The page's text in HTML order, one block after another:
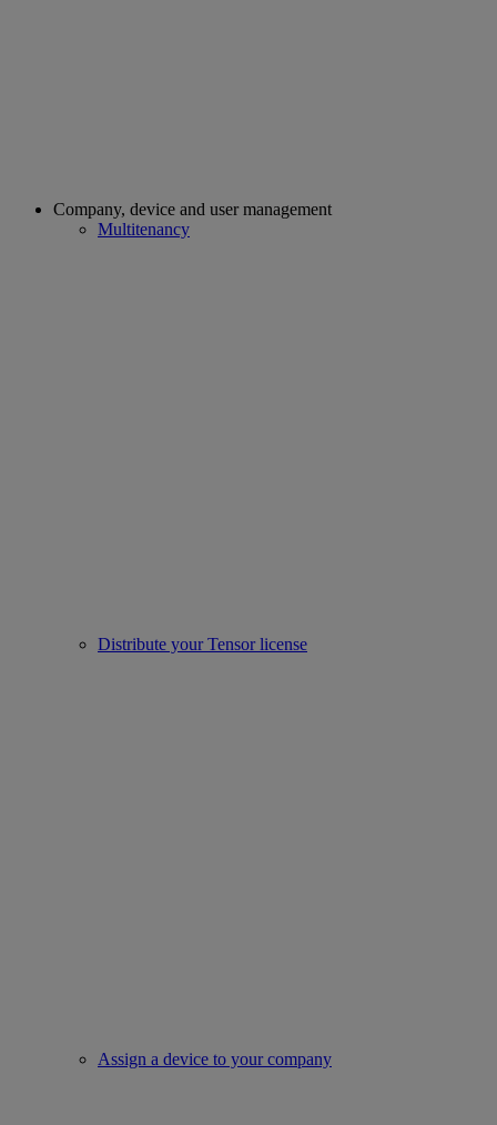
Company, device and user management
Multitenancy
Distribute your Tensor license
Assign a device to your company